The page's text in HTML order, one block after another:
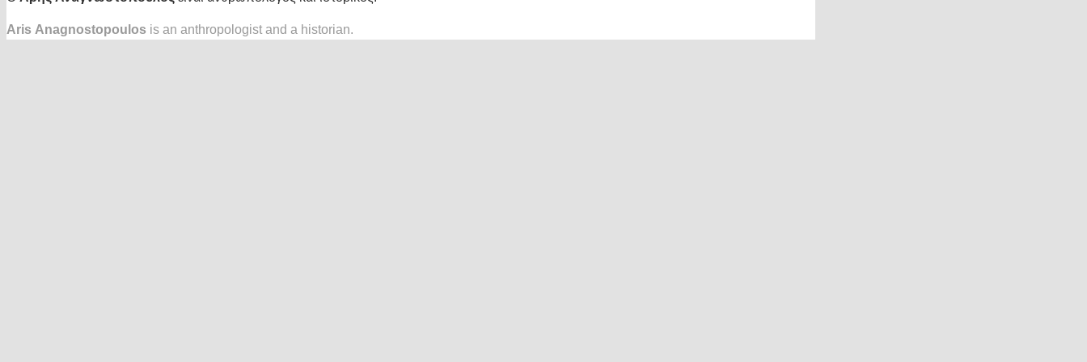
Aris Anagnostopoulos is an anthropologist and a historian.